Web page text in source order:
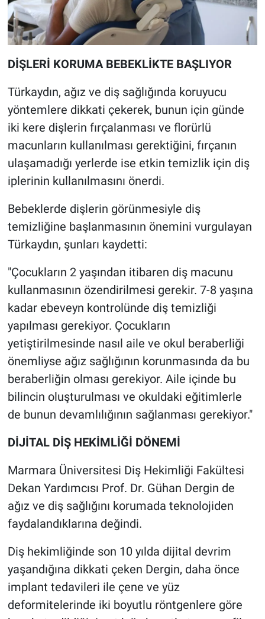
DİŞLERİ KORUMA BEBEKLİKTE BAŞLIYOR
Türkaydın, ağız ve diş sağlığında koruyucu
yöntemlere dikkati çekerek, bunun için günde
iki kere dişlerin fırçalanması ve florürlü
macunların kullanılması gerektiğini, fırçanın
ulaşamadığı yerlerde ise etkin temizlik için diş
iplerinin kullanılmasını önerdi.
Bebeklerde dişlerin görünmesiyle diş
temizliğine başlanmasının önemini vurgulayan
Türkaydın, şunları kaydetti:
"Çocukların 2 yaşından itibaren diş macunu
kullanmasının özendirilmesi gerekir. 7-8 yaşına
kadar ebeveyn kontrolünde diş temizliği
yapılması gerekiyor. Çocukların
yetiştirilmesinde nasıl aile ve okul beraberliği
önemliyse ağız sağlığının korunmasında da bu
beraberliğin olması gerekiyor. Aile içinde bu
bilincin oluşturulması ve okuldaki eğitimlerle
de bunun devamlılığının sağlanması gerekiyor."
DİJİTAL DİŞ HEKİMLİĞİ DÖNEMİ
Marmara Üniversitesi Diş Hekimliği Fakültesi
Dekan Yardımcısı Prof. Dr. Gühan Dergin de
ağız ve diş sağlığını korumada teknolojiden
faydalandıklarına değindi.
Diş hekimliğinde son 10 yılda dijital devrim
yaşandığına dikkati çeken Dergin, daha önce
implant tedavileri ile çene ve yüz
deformitelerinde iki boyutlu röntgenlere göre